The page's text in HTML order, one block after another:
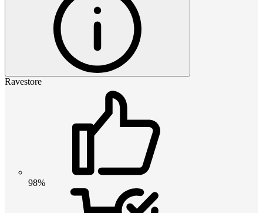
Ravestore
98%